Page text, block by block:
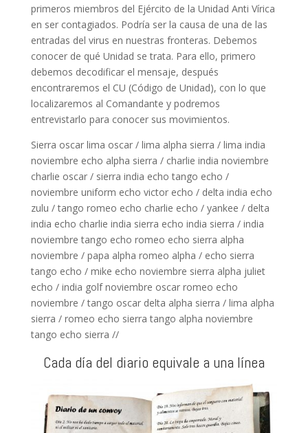
primeros miembros del Ejército de la Unidad Anti Vírica
en ser contagiados. Podría ser la causa de una de las
entradas del virus en nuestras fronteras. Debemos
conocer de qué Unidad se trata. Para ello, primero
debemos decodificar el mensaje, después
encontraremos el CU (Código de Unidad), con lo que
localizaremos al Comandante y podremos
entrevistarlo para conocer sus movimientos.
Sierra oscar lima oscar / lima alpha sierra / lima india
noviembre echo alpha sierra / charlie india noviembre
charlie oscar / sierra india echo tango echo /
noviembre uniform echo victor echo / delta india echo
zulu / tango romeo echo charlie echo / yankee / delta
india echo charlie india sierra echo india sierra / india
noviembre tango echo romeo echo sierra alpha
noviembre / papa alpha romeo alpha / echo sierra
tango echo / mike echo noviembre sierra alpha juliet
echo / india golf noviembre oscar romeo echo
noviembre / tango oscar delta alpha sierra / lima alpha
sierra / romeo echo sierra tango alpha noviembre
tango echo sierra //
Cada día del diario equivale a una línea